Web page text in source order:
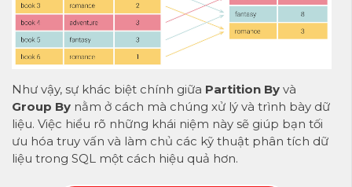
Như vậy, sự khác biệt chính giữa Partition By và
Group By nằm ở cách mà chúng xử lý và trình bày dữ
liệu. Việc hiểu rõ những khái niệm này sẽ giúp bạn tối
ưu hóa truy vấn và làm chủ các kỹ thuật phân tích dữ
liệu trong SQL một cách hiệu quả hơn.